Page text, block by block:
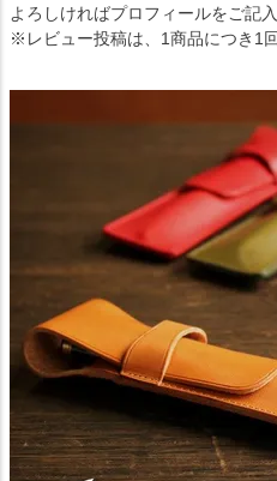
よろしければプロフィールをご記入
※レビュー投稿は、1商品につき1